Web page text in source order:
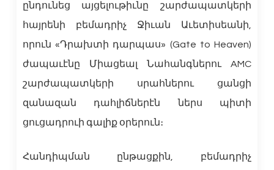
ընդունեց այցելութիւնը շարժապատկերի
հայրենի բեմադրիչ Ջիւան Աւետիսեանի,
որուն «Դրախտի դարպաս» (Gate to Heaven)
ժապաւէնը Միացեալ Նահանգներու AMC
շարժապատկերի սրահներու ցանցի
զանազան դահլիճներէն ներս պիտի
ցուցադրուի գալիք օրերուն։
Հանդիպման ընթացքին, բեմադրիչ